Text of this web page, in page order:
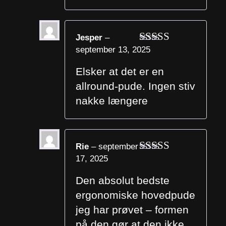
Vurderet
Jesper –
september 13, 2025
Elsker at det er en
allround-pude. Ingen stiv
nakke længere
Rie – september
17, 2025
Den absolut bedste
ergonomiske hovedpude
jeg har prøvet – formen